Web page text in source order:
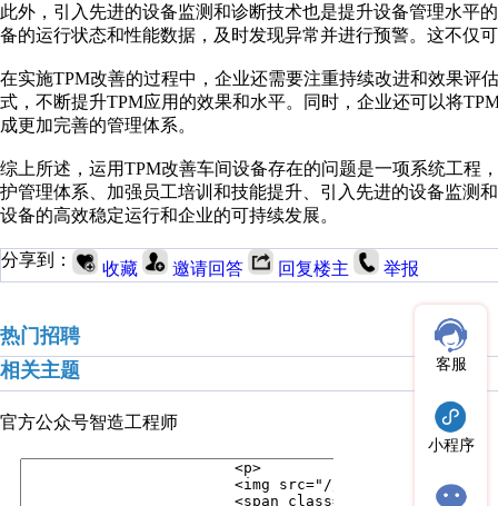
此外，引入先进的设备监测和诊断技术也是提升设备管理水平
备的运行状态和性能数据，及时发现异常并进行预警。这不仅
在实施TPM改善的过程中，企业还需要注重持续改进和效果评
式，不断提升TPM应用的效果和水平。同时，企业还可以将
成更加完善的管理体系。
综上所述，运用TPM改善车间设备存在的问题是一项系统工程
护管理体系、加强员工培训和技能提升、引入先进的设备监测
设备的高效稳定运行和企业的可持续发展。
分享到： 收藏 邀请回答 回复楼主 举报
热门招聘
相关主题
官方公众号智造工程师
客服
小程序